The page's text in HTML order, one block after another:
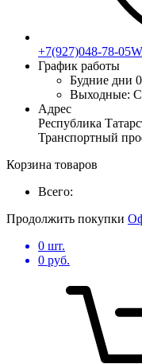
+7(927)048-78-
График работы
Будние дни
Выходные:
Адрес
Республика
Транспортный
Корзина товаров
Всего:
Продолжить покупки
0 шт.
0 руб.